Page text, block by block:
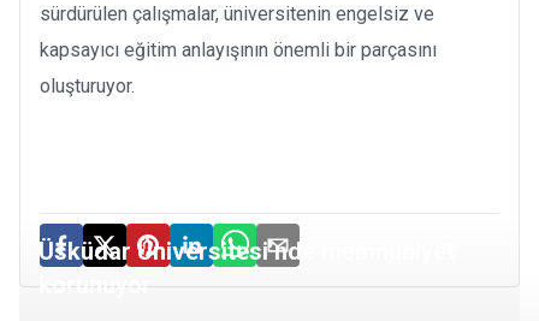
sürdürülen çalışmalar, üniversitenin engelsiz ve
kapsayıcı eğitim anlayışının önemli bir parçasını
oluşturuyor.
Üsküdar Üniversitesi’nde memnuniyet
korunuyor